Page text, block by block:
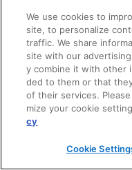
修理・点検
お問い合わせ
ログイン
建築・設計関係者様向
We use cookies to
site, to personalize
traffic. We share
site with our
y combine it with other
ded to them or that
of their services.
mize your cookie
cy
Cookie